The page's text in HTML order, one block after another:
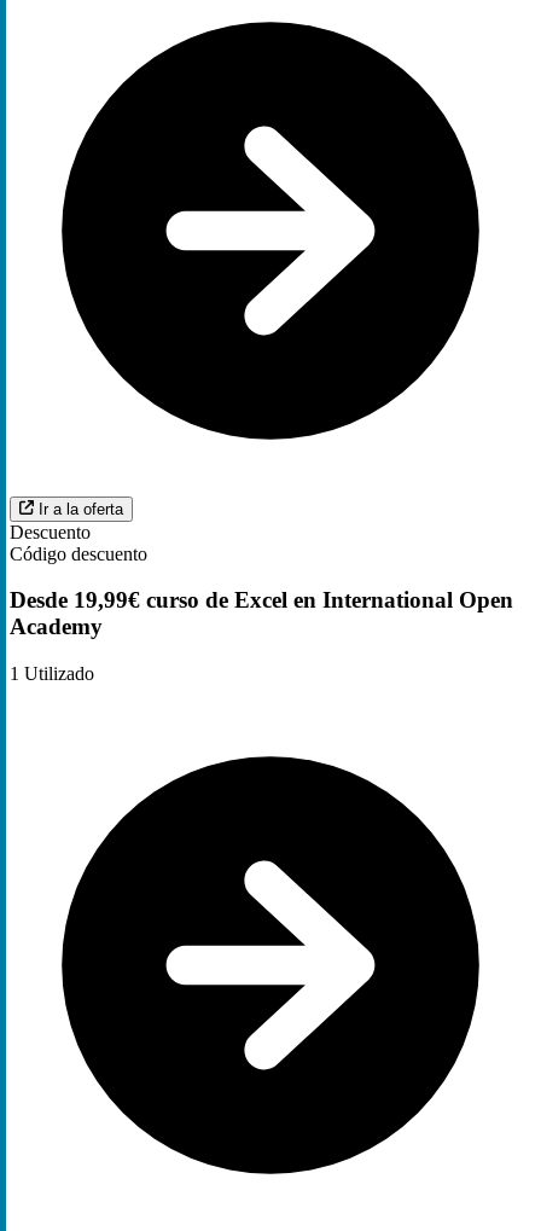
Ir a la oferta
Descuento
Código descuento
Desde 19,99€ curso de Excel en International Open
Academy
1 Utilizado